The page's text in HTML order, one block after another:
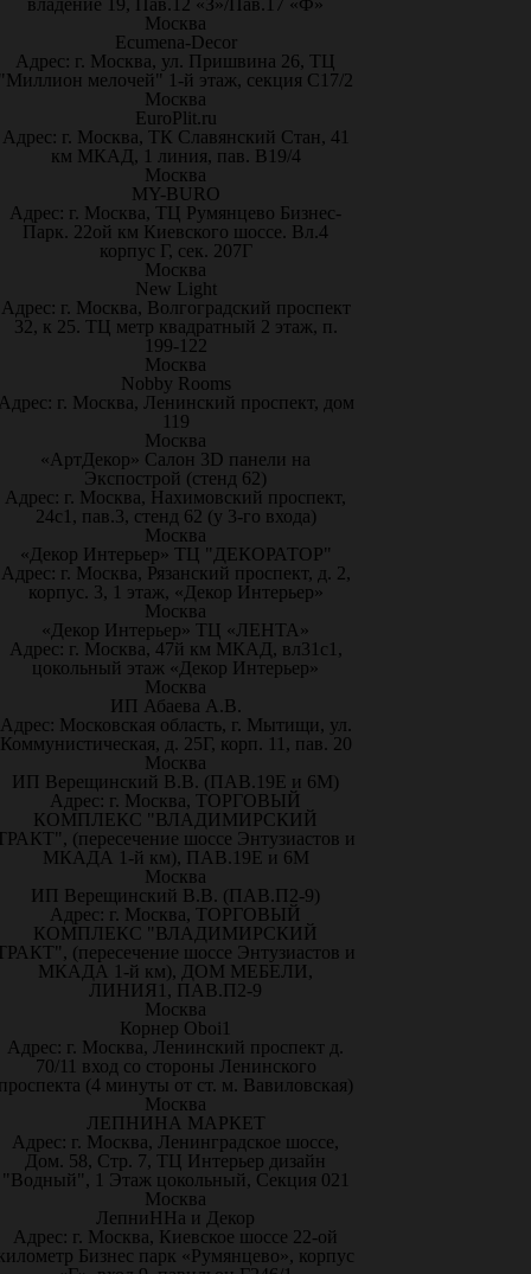
владение 19, Пав.12 «З»/Пав.17 «Ф»
Москва
Ecumena-Decor
Адрес: г. Москва, ул. Пришвина 26, ТЦ
мелочей" 1-й этаж, секция С17/2
Москва
EuroPlit.ru
Адрес: г. Москва, ТК Славянский Стан, 41
км МКАД, 1 линия, пав. В19/4
Москва
MY-BURO
Адрес: г. Москва, ТЦ Румянцево Бизнес-
Парк. 22ой км Киевского шоссе. Вл.4
корпус Г, сек. 207Г
Москва
New Light
Адрес: г. Москва, Волгоградский проспект
32, к 25. ТЦ метр квадратный 2 этаж, п.
199-122
Москва
Nobby Rooms
г. Москва, Ленинский проспект, дом
119
Москва
«АртДекор» Салон 3D панели на
Экспострой (стенд 62)
Адрес: г. Москва, Нахимовский проспект,
24с1, пав.3, стенд 62 (у 3-го входа)
Москва
«Декор Интерьер» ТЦ "ДЕКОРАТОР"
Адрес: г. Москва, Рязанский проспект, д. 2,
корпус. 3, 1 этаж, «Декор Интерьер»
Москва
«Декор Интерьер» ТЦ «ЛЕНТА»
Адрес: г. Москва, 47й км МКАД, вл31с1,
цокольный этаж «Декор Интерьер»
Москва
ИП Абаева А.В.
Адрес: Московская область, г. Мытищи, ул.
Коммунистическая, д. 25Г, корп. 11, пав. 20
Москва
ИП Верещинский В.В. (ПАВ.19Е и 6М)
Адрес: г. Москва, ТОРГОВЫЙ
КОМПЛЕКС "ВЛАДИМИРСКИЙ
(пересечение шоссе Энтузиастов и
МКАДА 1-й км), ПАВ.19Е и 6М
Москва
ИП Верещинский В.В. (ПАВ.П2-9)
Адрес: г. Москва, ТОРГОВЫЙ
КОМПЛЕКС "ВЛАДИМИРСКИЙ
(пересечение шоссе Энтузиастов и
МКАДА 1-й км), ДОМ МЕБЕЛИ,
ЛИНИЯ1, ПАВ.П2-9
Москва
Корнер Oboi1
Адрес: г. Москва, Ленинский проспект д.
70/11 вход со стороны Ленинского
(4 минуты от ст. м. Вавиловская)
Москва
ЛЕПНИНА МАРКЕТ
Адрес: г. Москва, Ленинградское шоссе,
Дом. 58, Стр. 7, ТЦ Интерьер дизайн
"Водный", 1 Этаж цокольный, Секция 021
Москва
ЛепниННа и Декор
Адрес: г. Москва, Киевское шоссе 22-ой
Бизнес парк «Румянцево», корпус